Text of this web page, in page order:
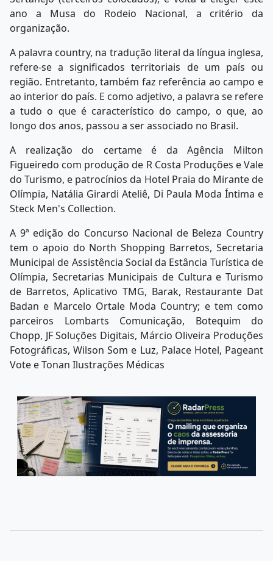
ano a Musa do Rodeio Nacional, a critério da
organização.
A palavra country, na tradução literal da língua inglesa,
refere-se a significados territoriais de um país ou
região. Entretanto, também faz referência ao campo e
ao interior do país. E como adjetivo, a palavra se refere
a tudo o que é característico do campo, o que, ao
longo dos anos, passou a ser associado no Brasil.
A realização do certame é da Agência Milton
Figueiredo com produção de R Costa Produções e Vale
do Turismo, e patrocínios da Hotel Praia do Mirante de
Olímpia, Natália Girardi Ateliê, Di Paula Moda Íntima e
Steck Men's Collection.
A 9ª edição do Concurso Nacional de Beleza Country
tem o apoio do North Shopping Barretos, Secretaria
Municipal de Assistência Social da Estância Turística de
Olímpia, Secretarias Municipais de Cultura e Turismo
de Barretos, Aplicativo TMG, Barak, Restaurante Dat
Badan e Marcelo Ortale Moda Country; e tem como
parceiros Lombarts Comunicação, Botequim do
Chopp, JF Soluções Digitais, Márcio Oliveira Produções
Fotográficas, Wilson Som e Luz, Palace Hotel, Pageant
Vote e Tonan Ilustrações Médicas